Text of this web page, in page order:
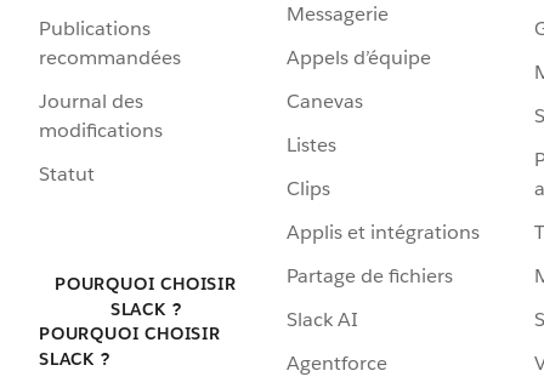
Publications
recommandées
Journal des
modifications
Statut
POURQUOI CHOISIR
SLACK ?
POURQUOI CHOISIR
SLACK ?
Messagerie
Appels d’équipe
Canevas
Listes
Clips
Applis et intégrations
Partage de fichiers
Slack AI
Agentforce